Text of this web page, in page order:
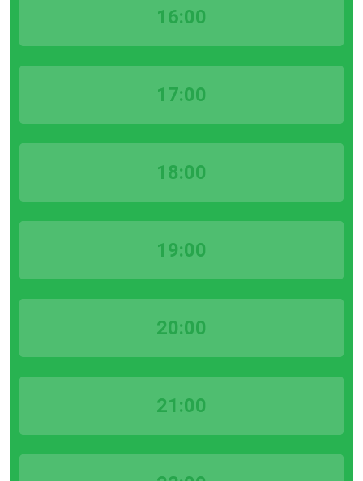
16:00
17:00
18:00
19:00
20:00
21:00